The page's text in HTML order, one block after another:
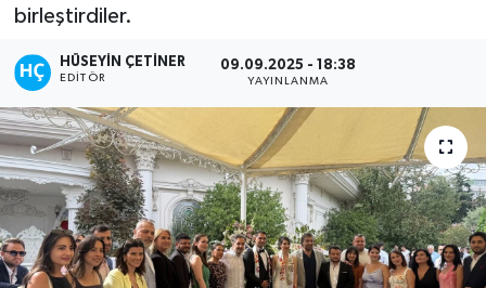
birleştirdiler.
HÜSEYIN ÇETINER
EDITÖR
09.09.2025 - 18:38
YAYINLANMA